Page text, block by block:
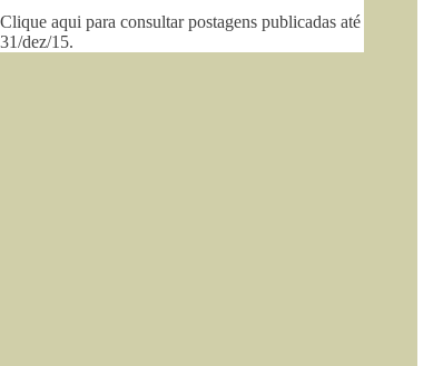
Clique aqui para consultar postagens publicadas até
31/dez/15.